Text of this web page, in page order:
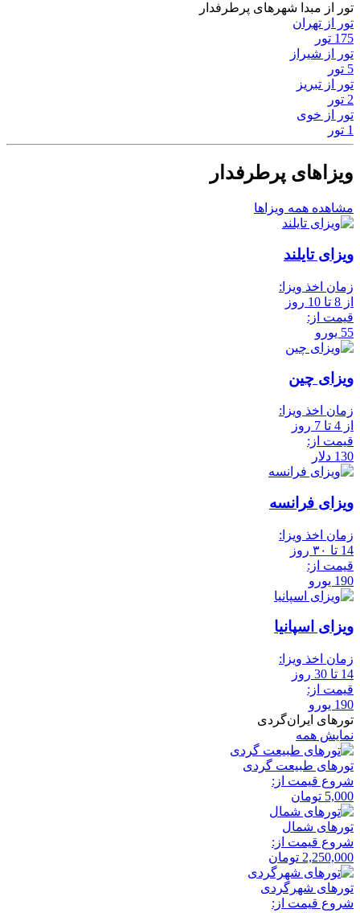
تور از مبدا شهرهای پرطرفدار
تور از تهران
175 تور
تور از شیراز
5 تور
تور از تبریز
2 تور
تور از خوی
1 تور
ویزاهای پرطرفدار
مشاهده همه ویزاها
ویزای تایلند
زمان اخذ ویزا:
از 8 تا 10 روز
قیمت از:
55 یورو
ویزای چین
زمان اخذ ویزا:
از 4 تا 7 روز
قیمت از:
130 دلار
ویزای فرانسه
زمان اخذ ویزا:
14 تا ۳۰ روز
قیمت از:
190 یورو
ویزای اسپانیا
زمان اخذ ویزا:
14 تا 30 روز
قیمت از:
190 یورو
تورهای ایران‌گردی
نمایش همه
تور‌های طبیعت گردی
شروع قیمت از:
5,000 تومان
تور‌های شمال
شروع قیمت از:
2,250,000 تومان
تور‌های شهرگردی
شروع قیمت از: